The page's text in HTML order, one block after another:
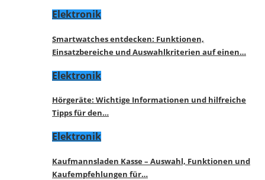
Elektronik
Smartwatches entdecken: Funktionen,
Einsatzbereiche und Auswahlkriterien auf einen…
Elektronik
Hörgeräte: Wichtige Informationen und hilfreiche
Tipps für den…
Elektronik
Kaufmannsladen Kasse – Auswahl, Funktionen und
Kaufempfehlungen für…